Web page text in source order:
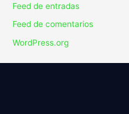
Feed de entradas
Feed de comentarios
WordPress.org